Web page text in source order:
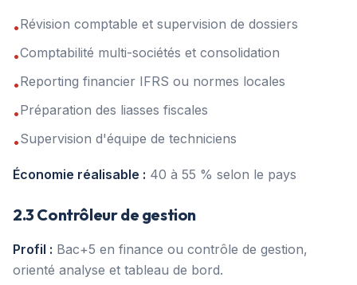
•Révision comptable et supervision de dossiers
•Comptabilité multi-sociétés et consolidation
•Reporting financier IFRS ou normes locales
•Préparation des liasses fiscales
•Supervision d'équipe de techniciens
Économie réalisable : 40 à 55 % selon le pays
2.3 Contrôleur de gestion
Profil : Bac+5 en finance ou contrôle de gestion,
orienté analyse et tableau de bord.